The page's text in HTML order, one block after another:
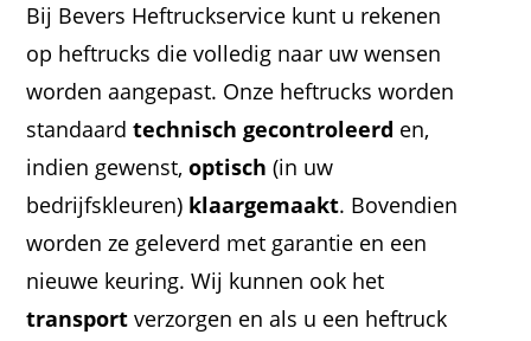
Bij Bevers Heftruckservice kunt u rekenen
op heftrucks die volledig naar uw wensen
worden aangepast. Onze heftrucks worden
standaardtechnisch gecontroleerd en,
indien gewenst,optisch (in uw
bedrijfskleuren) klaargemaakt. Bovendien
worden ze geleverd met garantie en een
nieuwe keuring. Wij kunnen ook het
transport verzorgen en als u een heftruck